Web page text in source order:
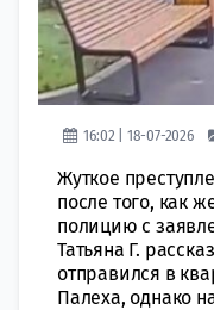
16:02 | 18-07-2026
Жуткое
после того, как
полицию с
Татьяна Г.
отправился в
Палеха, однако